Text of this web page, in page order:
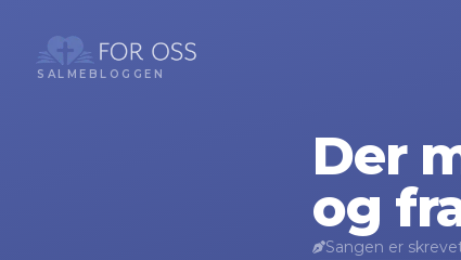
SALMEBLOGGEN
Der
og
Sangen er